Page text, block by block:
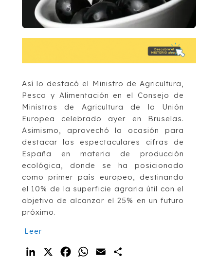
Así lo destacó el Ministro de Agricultura,
Pesca y Alimentación en el Consejo de
Ministros de Agricultura de la Unión
Europea celebrado ayer en Bruselas.
Asimismo, aprovechó la ocasión para
destacar las espectaculares cifras de
España en materia de producción
ecológica, donde se ha posicionado
como primer país europeo, destinando
el 10% de la superficie agraria útil con el
objetivo de alcanzar el 25% en un futuro
próximo.
Leer
LinkedIn FacebookWhatsApp
Email